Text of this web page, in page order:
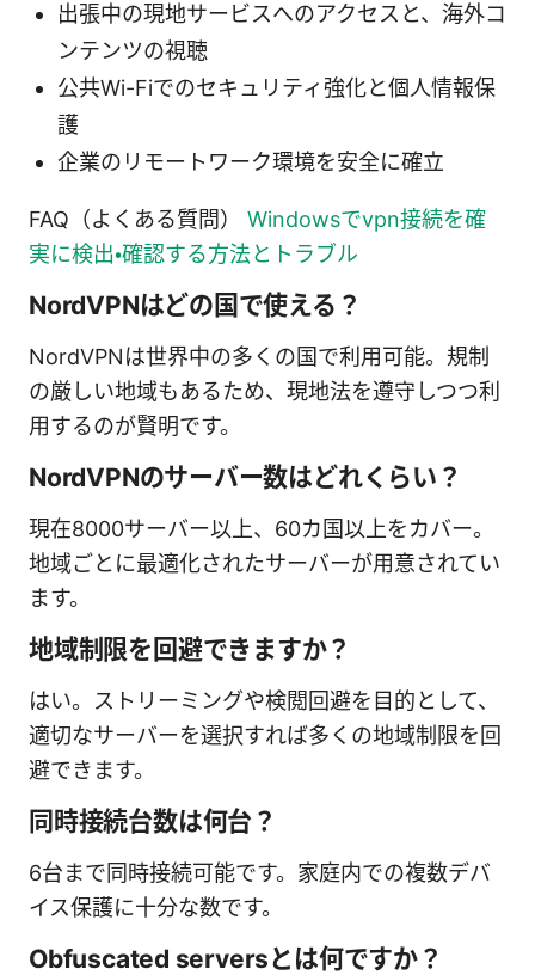
出張中の現地サービスへのアクセスと、海外コ
ンテンツの視聴
公共Wi-Fiでのセキュリティ強化と個人情報保
護
企業のリモートワーク環境を安全に確立
FAQ（よくある質問） Windowsでvpn接続を確
実に検出・確認する方法とトラブル
NordVPNはどの国で使える？
NordVPNは世界中の多くの国で利用可能。規制
の厳しい地域もあるため、現地法を遵守しつつ利
用するのが賢明です。
NordVPNのサーバー数はどれくらい？
現在8000サーバー以上、60カ国以上をカバー。
地域ごとに最適化されたサーバーが用意されてい
ます。
地域制限を回避できますか？
はい。ストリーミングや検閲回避を目的として、
適切なサーバーを選択すれば多くの地域制限を回
避できます。
同時接続台数は何台？
6台まで同時接続可能です。家庭内での複数デバ
イス保護に十分な数です。
Obfuscated serversとは何ですか？